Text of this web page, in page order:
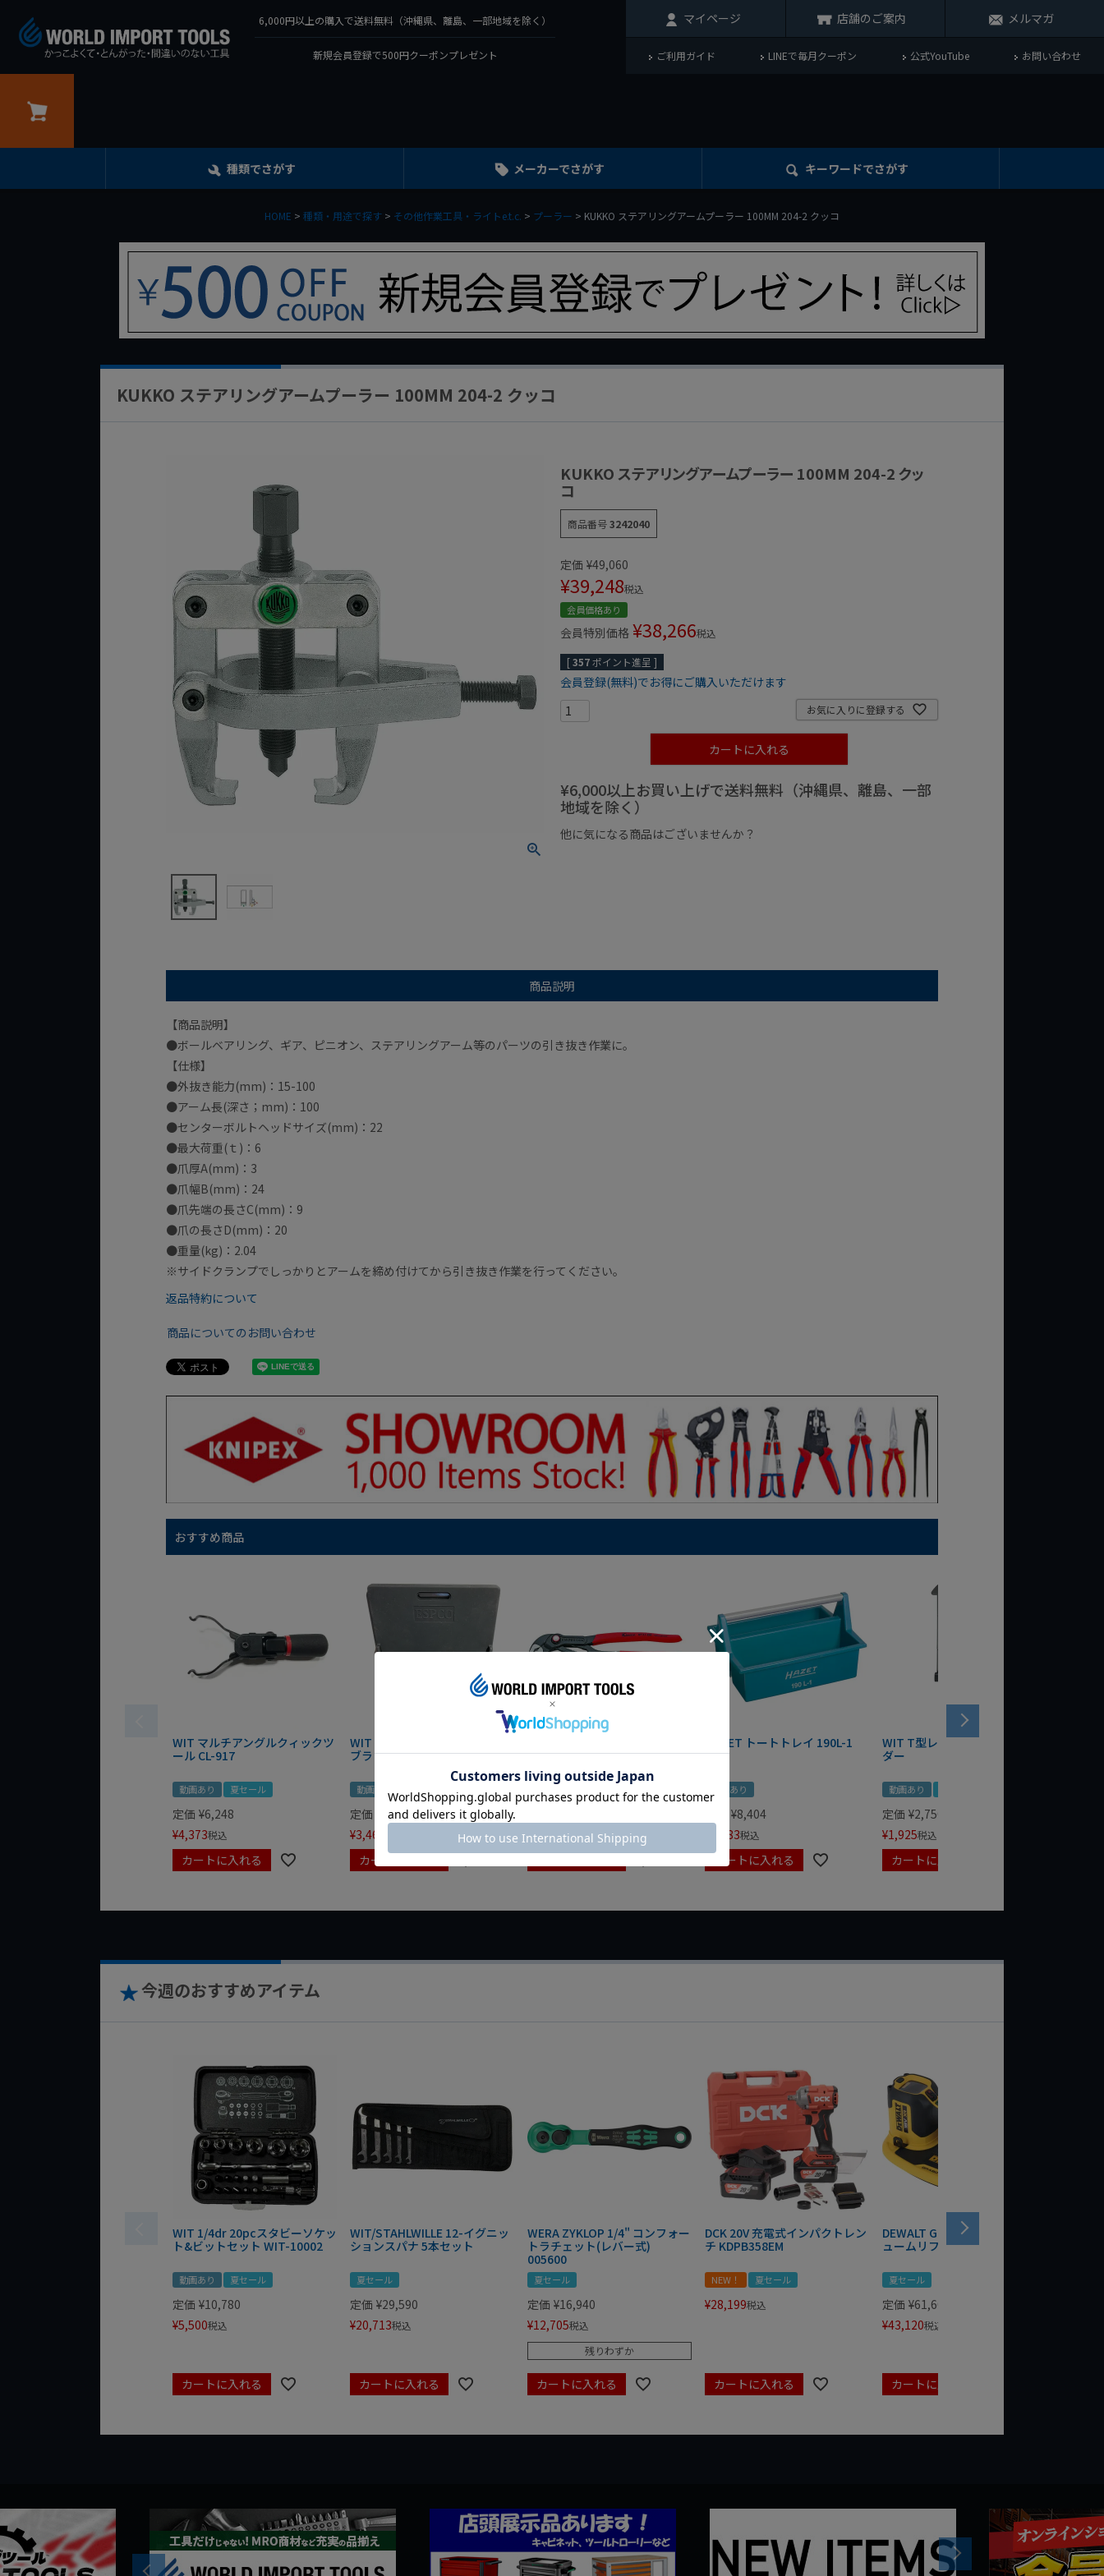
6,000円以上の購入で送料無料（沖縄県、離島、一部地域を除く）
新規会員登録で500円クーポンプレゼント
マイページ 店舗のご案内 メルマガ
ご利用ガイド LINEで毎月クーポン 公式YouTube お問い合わせ
種類でさがす メーカーでさがす キーワードでさがす
HOME 種類・用途で探す その他作業工具・ライトe.t.c. プーラー KUKKO ステアリングアームプーラー 100MM 204-2 クッコ
KUKKO ステアリングアームプーラー 100MM 204-2 クッコ
KUKKO ステアリングアームプーラー 100MM 204-2 クッ
コ
商品番号3242040
定価 ¥49,060
¥39,248税込
会員価格あり
会員特別価格 ¥38,266税込
[357ポイント進呈 ]
会員登録(無料)でお得にご購入いただけます
お気に入りに登録する
カートに入れる
¥6,000以上お買い上げで送料無料（沖縄県、離島、一部
地域を除く）
他に気になる商品はございませんか？
商品説明
【商品説明】
●ボールベアリング、ギア、ピニオン、ステアリングアーム等のパーツの引き抜き作業に。
【仕様】
●外抜き能力(mm)：15-100
●アーム長(深さ；mm)：100
●センターボルトヘッドサイズ(mm)：22
●最大荷重(ｔ)：6
●爪厚A(mm)：3
●爪幅B(mm)：24
●爪先端の長さC(mm)：9
●爪の長さD(mm)：20
●重量(kg)：2.04
※サイドクランプでしっかりとアームを締め付けてから引き抜き作業を行ってください。
返品特約について
商品についてのお問い合わせ
おすすめ商品
WIT マルチアングルクィックツ
ール CL-917
動画あり 夏セール
定価 ¥6,248
¥4,373税込
カートに入れる
WIT マグネットツールマット
ブラック
動画あり
定価
0
¥3,465
カートに入れる
セット 8721-250 KNIPEX
¥6,545税込
HAZET トートトレイ 190L-1
動画あり
¥8,404
7,983税込
カートに入れる
WIT T型レンチマグネットホル
ダー
動画あり
定価 ¥2,750
¥1,925税込
カートに入れる
今週のおすすめアイテム
WIT 1/4dr 20pcスタビーソケッ
ト&ビットセット WIT-10002
動画あり 夏セール
定価 ¥10,780
¥5,500税込
カートに入れる
WIT/STAHLWILLE 12-イグニッ
ションスパナ 5本セット
夏セール
定価 ¥29,590
¥20,713税込
カートに入れる
WERA ZYKLOP 1/4" コンフォー
トラチェット(レバー式)
005600
夏セール
定価 ¥16,940
¥12,705税込
残りわずか
カートに入れる
DCK 20V 充電式インパクトレン
チ KDPB358EM
NEW！ 夏セール
¥28,199税込
カートに入れる
DEWALT GRABO 18V電動バキ
ュームリフター DCE590N-XJ
夏セール
定価 ¥61,600
¥43,120税込
カートに入れる
Previous
Next